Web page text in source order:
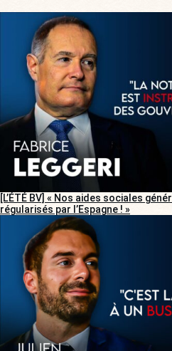
[L’ÉTÉ BV] « Nos aides sociales
régularisés par l’Espagne ! »